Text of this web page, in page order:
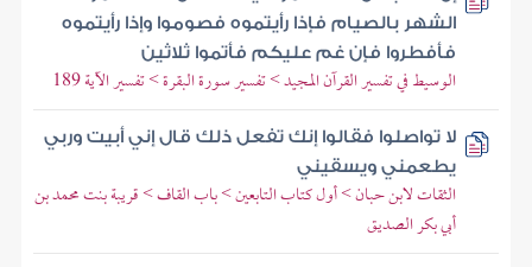
الشهر بالصيام فإذا رأيتموه فصوموا وإذا رأيتموه
فأفطروا فإن غم عليكم فأتموا ثلاثين
الوسيط في تفسير القرآن المجيد > تفسير سورة البقرة > تفسير الآية 189
لا تواصلوا فقالوا إنك تفعل ذلك قال إني أبيت وربي
يطعمني ويسقيني
الثقات لابن حبان > أول كتاب التابعين > باب القاف > قريبة بنت محمد بن
أبي بكر الصديق